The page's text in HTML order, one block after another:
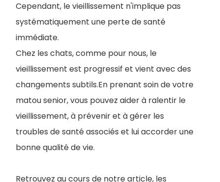
Cependant, le vieillissement n'implique pas
systématiquement une perte de santé
immédiate.
Chez les chats, comme pour nous, le
vieillissement est progressif et vient avec des
changements subtils.En prenant soin de votre
matou senior, vous pouvez aider à ralentir le
vieillissement, à prévenir et à gérer les
troubles de santé associés et lui accorder une
bonne qualité de vie.
Retrouvez au cours de notre article, les